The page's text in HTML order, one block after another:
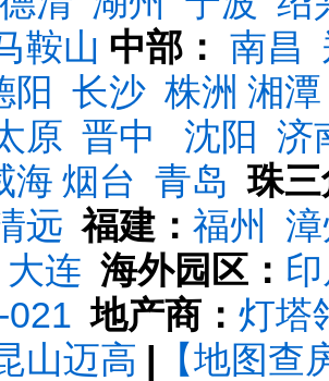
鞍山 中部： 南昌
阳 长沙 株洲 湘潭
原 晋中 沈阳
济
海 烟台 青岛 珠
远 福建： 福州
大连 海外园区：
021 地产商： 灯塔
山迈高 | 【地图查